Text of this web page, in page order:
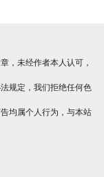
，未经作者本人认可，
规定，我们拒绝任何色
均属个人行为，与本站